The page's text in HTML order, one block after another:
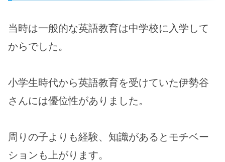
当時は一般的な英語教育は中学校に入学して
からでした。
小学生時代から英語教育を受けていた伊勢谷
さんには優位性がありました。
周りの子よりも経験、知識があるとモチベー
ションも上がります。